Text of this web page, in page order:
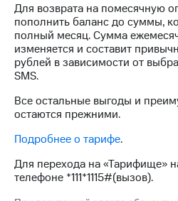
для
иностранцев
Оформить
чистый
Выбрать
красивый
Заменить
SIM-
карту
ТВ
с выгодным
тарифом
Интернет,
ТВ и телефон
Услуги
Для возврата на помесячную
пополнить баланс до суммы,
полный месяц. Сумма
изменяется и составит
рублей в зависимости от
SMS.
Все остальные выгоды и
остаются прежними.
Подробнее о тарифе.
Для перехода на «Тарифище»
телефоне *111*1115#(вызов).